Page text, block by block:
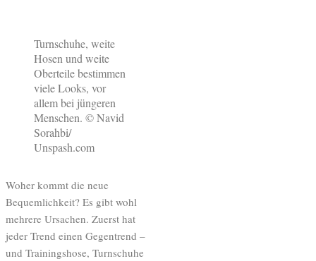
Turnschuhe, weite
Hosen und weite
Oberteile bestimmen
viele Looks, vor
allem bei jüngeren
Menschen. © Navid
Sorahbi/
Unspash.com
Woher kommt die neue
Bequemlichkeit? Es gibt wohl
mehrere Ursachen. Zuerst hat
jeder Trend einen Gegentrend –
und Trainingshose, Turnschuhe